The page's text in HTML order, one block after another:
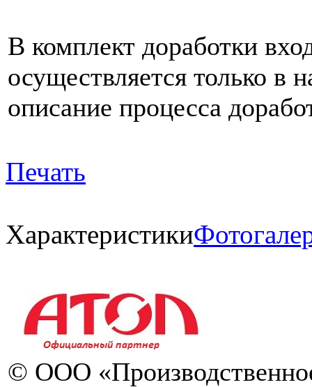
В комплект доработки
осуществляется только
описание процесса
Печать
Характеристики
© ООО